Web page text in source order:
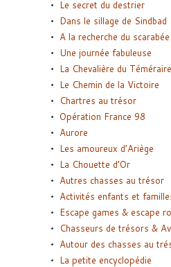
Le secret du destrier
Dans le sillage de Sindbad
A la recherche du scarabée
Une journée fabuleuse
La Chevalière du Téméraire
Le Chemin de la Victoire
Chartres au trésor
Opération France 98
Aurore
Les amoureux d’Ariège
La Chouette d’Or
Autres chasses au trésor
Activités enfants et
Escape games & escape
Chasseurs de trésors &
Autour des chasses au
La petite encyclopédie